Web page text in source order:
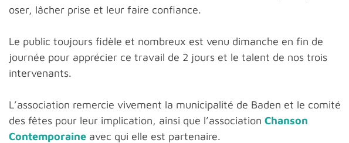
oser, lâcher prise et leur faire confiance.
Le public toujours fidèle et nombreux est venu dimanche en fin de
journée pour apprécier ce travail de 2 jours et le talent de nos trois
intervenants.
L’association remercie vivement la municipalité de Baden et le comité
des fêtes pour leur implication, ainsi que l’association Chanson
Contemporaine avec qui elle est partenaire.